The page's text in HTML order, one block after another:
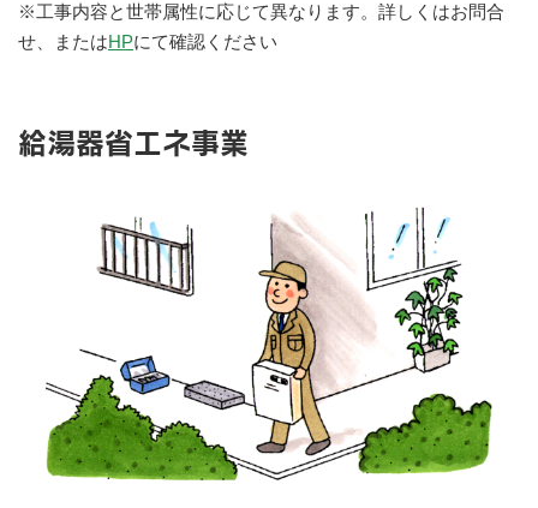
※工事内容と世帯属性に応じて異なります。詳しくはお問合
せ、またはHPにて確認ください
給湯器省エネ事業